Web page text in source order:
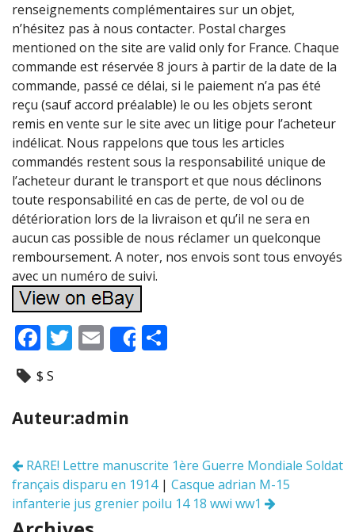
renseignements complémentaires sur un objet,
n’hésitez pas à nous contacter. Postal charges
mentioned on the site are valid only for France. Chaque
commande est réservée 8 jours à partir de la date de la
commande, passé ce délai, si le paiement n’a pas été
reçu (sauf accord préalable) le ou les objets seront
remis en vente sur le site avec un litige pour l’acheteur
indélicat. Nous rappelons que tous les articles
commandés restent sous la responsabilité unique de
l’acheteur durant le transport et que nous déclinons
toute responsabilité en cas de perte, de vol ou de
détérioration lors de la livraison et qu’il ne sera en
aucun cas possible de nous réclamer un quelconque
remboursement. A noter, nos envois sont tous envoyés
avec un numéro de suivi.
F
ac
e
b
o
k
T
er
E
m
l
Share
$ S
Auteur:admin
Navigation
des
articles
RARE! Lettre manuscrite 1ère Guerre Mondiale Soldat
français disparu en 1914| Casque adrian M-15
infanterie jus grenier poilu 14 18 wwi ww1